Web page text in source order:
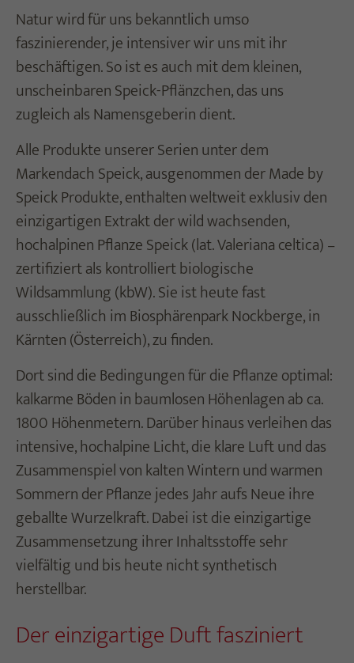
Natur wird für uns bekanntlich umso
faszinierender, je intensiver wir uns mit ihr
beschäftigen. So ist es auch mit dem kleinen,
unscheinbaren Speick-Pflänzchen, das uns
zugleich als Namensgeberin dient.
Alle Produkte unserer Serien unter dem
Markendach Speick, ausgenommen der Made by
Speick Produkte, enthalten weltweit exklusiv den
einzigartigen Extrakt der wild wachsenden,
hochalpinen Pflanze Speick (lat. Valeriana celtica) –
zertifiziert als kontrolliert biologische
Wildsammlung (kbW). Sie ist heute fast
ausschließlich im Biosphärenpark Nockberge, in
Kärnten (Österreich), zu finden.
Dort sind die Bedingungen für die Pflanze optimal:
kalkarme Böden in baumlosen Höhenlagen ab ca.
1800 Höhenmetern. Darüber hinaus verleihen das
intensive, hochalpine Licht, die klare Luft und das
Zusammenspiel von kalten Wintern und warmen
Sommern der Pflanze jedes Jahr aufs Neue ihre
geballte Wurzelkraft. Dabei ist die einzigartige
Zusammensetzung ihrer Inhaltsstoffe sehr
vielfältig und bis heute nicht synthetisch
herstellbar.
Der einzigartige Duft fasziniert